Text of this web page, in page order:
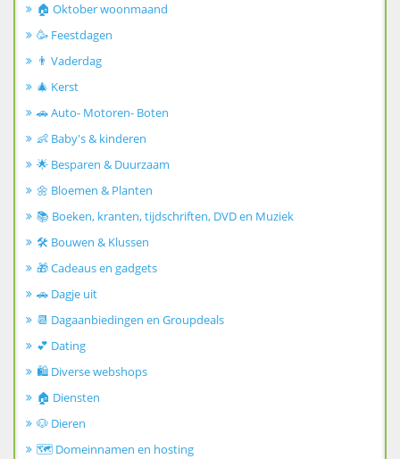
🏠 Oktober woonmaand
🥳 Feestdagen
👨 Vaderdag
🎄 Kerst
🚗 Auto- Motoren- Boten
👶 Baby's & kinderen
🌟 Besparen & Duurzaam
🌼 Bloemen & Planten
📚 Boeken, kranten, tijdschriften, DVD en Muziek
🛠️ Bouwen & Klussen
🎁 Cadeaus en gadgets
🚗 Dagje uit
📆 Dagaanbiedingen en Groupdeals
💕 Dating
🛍️ Diverse webshops
🏠 Diensten
🐶 Dieren
🗺️ Domeinnamen en hosting